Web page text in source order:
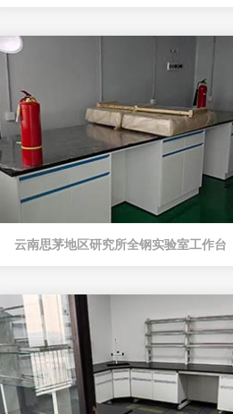
云南思茅地区研究所全钢实验室工作台